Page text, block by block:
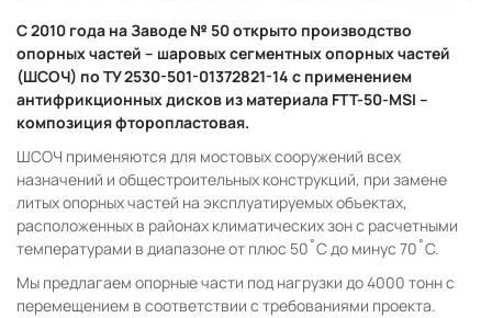
С 2010 года на Заводе № 50 открыто производство
опорных частей – шаровых сегментных опорных частей
(ШСОЧ) по ТУ 2530-501-01372821-14 с применением
антифрикционных дисков из материала FTT-50-MSI –
композиция фторопластовая.
ШСОЧ применяются для мостовых сооружений всех
назначений и общестроительных конструкций, при замене
литых опорных частей на эксплуатируемых объектах,
расположенных в районах климатических зон с расчетными
температурами в диапазоне от плюс 50˚С до минус 70˚С.
Мы предлагаем опорные части под нагрузки до 4000 тонн с
перемещением в соответствии с требованиями проекта.